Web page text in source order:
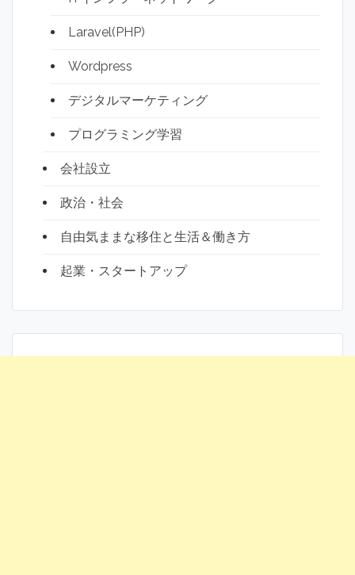
Laravel(PHP)
Wordpress
デジタルマーケティング
プログラミング学習
会社設立
政治・社会
自由気ままな移住と生活＆働き方
起業・スタートアップ